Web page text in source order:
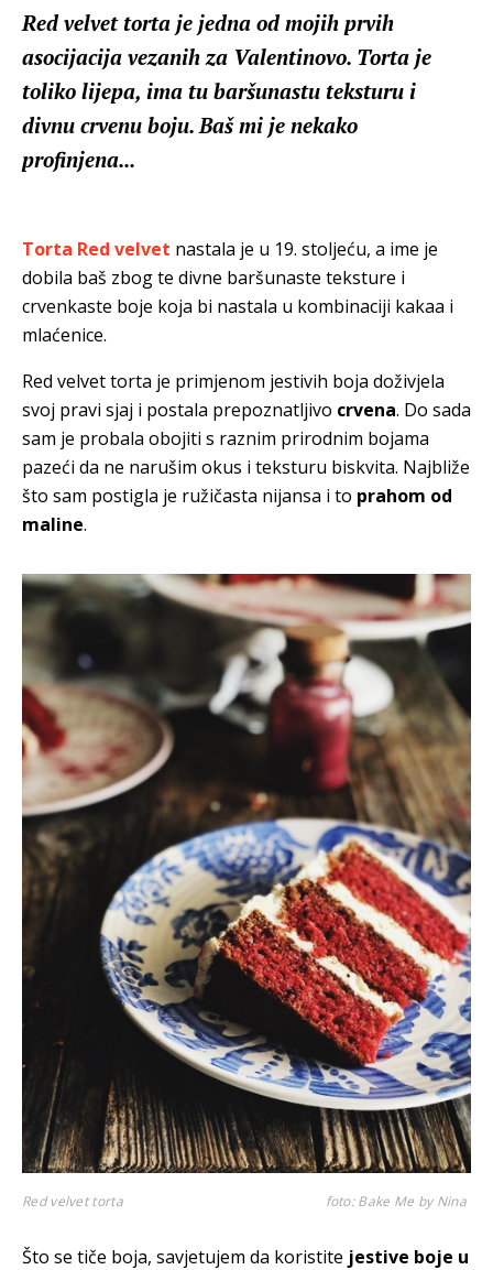
Red velvet torta je jedna od mojih prvih
asocijacija vezanih za Valentinovo. Torta je
toliko lijepa, ima tu baršunastu teksturu i
divnu crvenu boju. Baš mi je nekako
profinjena...
Torta Red velvet nastala je u 19. stoljeću, a ime je
dobila baš zbog te divne baršunaste teksture i
crvenkaste boje koja bi nastala u kombinaciji kakaa i
mlaćenice.
Red velvet torta je primjenom jestivih boja doživjela
svoj pravi sjaj i postala prepoznatljivo crvena. Do sada
sam je probala obojiti s raznim prirodnim bojama
pazeći da ne narušim okus i teksturu biskvita. Najbliže
što sam postigla je ružičasta nijansa i to prahom od
maline.
Red velvet torta foto: Bake Me by Nina
Što se tiče boja, savjetujem da koristite jestive boje u